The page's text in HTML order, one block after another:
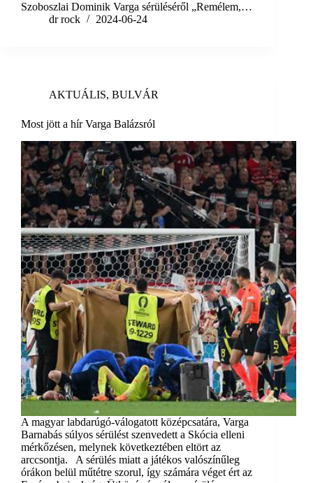
Szoboszlai Dominik Varga sérüléséről „Remélem,…
dr rock
2024-06-24
AKTUÁLIS, BULVÁR
Most jött a hír Varga Balázsról
A magyar labdarúgó-válogatott középcsatára, Varga
Barnabás súlyos sérülést szenvedett a Skócia elleni
mérkőzésen, melynek következtében eltört az
arccsontja. A sérülés miatt a játékos valószínűleg
órákon belül műtétre szorul, így számára véget ért az